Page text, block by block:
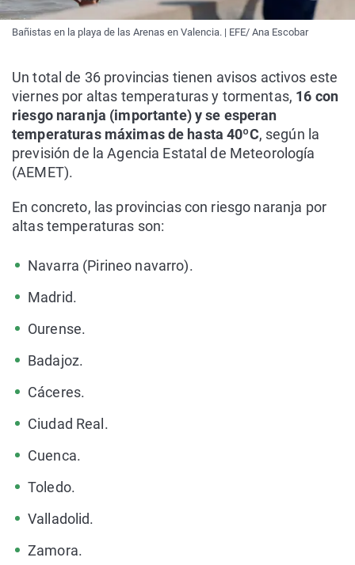
Bañistas en la playa de las Arenas en Valencia. | EFE/ Ana Escobar
Un total de 36 provincias tienen avisos activos este
viernes por altas temperaturas y tormentas, 16 con
riesgo naranja (importante) y se esperan
temperaturas máximas de hasta 40ºC, según la
previsión de la Agencia Estatal de Meteorología
(AEMET).
En concreto, las provincias con riesgo naranja por
altas temperaturas son:
Navarra (Pirineo navarro).
Madrid.
Ourense.
Badajoz.
Cáceres.
Ciudad Real.
Cuenca.
Toledo.
Valladolid.
Zamora.